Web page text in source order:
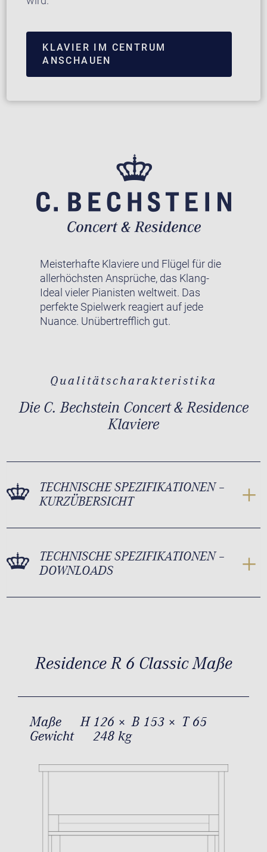
KLAVIER IM CENTRUM
ANSCHAUEN
Meisterhafte Klaviere und Flügel für die
allerhöchsten Ansprüche, das Klang-
Ideal vieler Pianisten weltweit. Das
perfekte Spielwerk reagiert auf jede
Nuance. Unübertrefflich gut.
Qualitätscharakteristika
Die C. Bechstein Concert & Residence
Klaviere
TECHNISCHE SPEZIFIKATIONEN –
KURZÜBERSICHT
TECHNISCHE SPEZIFIKATIONEN –
DOWNLOADS
Residence R 6 Classic Maße
Maße
H 126 × B 153 × T 65
Gewicht
248 kg